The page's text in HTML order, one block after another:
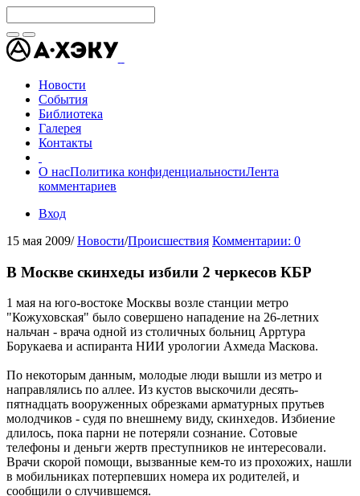
Новости
События
Библиотека
Галерея
Контакты
О насПолитика конфиденциальностиЛента
комментариев
Вход
15 мая 2009/ Новости/Происшествия Комментарии: 0
В Москве скинхеды избили 2 черкесов КБР
1 мая на юго-востоке Москвы возле станции метро
"Кожуховская" было совершено нападение на 26-летних
нальчан - врача одной из столичных больниц Арртура
Борукаева и аспиранта НИИ урологии Ахмеда Маскова.
По некоторым данным, молодые люди вышли из метро и
направлялись по аллее. Из кустов выскочили десять-
пятнадцать вооруженных обрезками арматурных прутьев
молодчиков - судя по внешнему виду, скинхедов. Избиение
длилось, пока парни не потеряли сознание. Сотовые
телефоны и деньги жертв преступников не интересовали.
Врачи скорой помощи, вызванные кем-то из прохожих, нашли
в мобильниках потерпевших номера их родителей, и
сообщили о случившемся.